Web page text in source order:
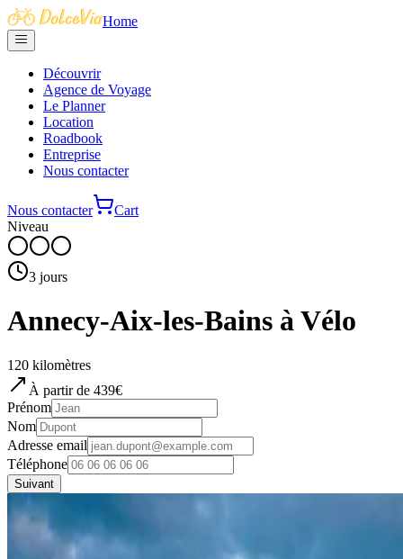
Home
Découvrir
Agence de Voyage
Le Planner
Location
Roadbook
Entreprise
Nous contacter
Nous contacter
Cart
Niveau
3 jours
Annecy-Aix-les-Bains à Vélo
120 kilomètres
À partir de 439€
Prénom
Nom
Adresse email
Téléphone
Suivant